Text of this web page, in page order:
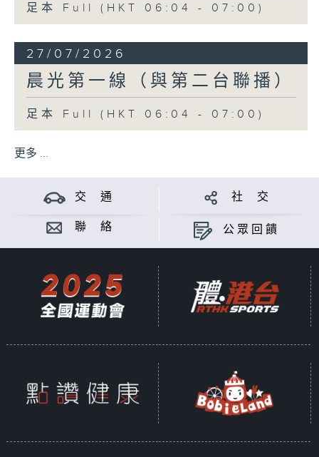
足本 Full (HKT 06:04 - 07:00)
27/07/2026
晨光第一線（與第二台聯播）
足本 Full (HKT 06:04 - 07:00)
更多 ...
交 通 社 交
聯 絡 公眾回饋